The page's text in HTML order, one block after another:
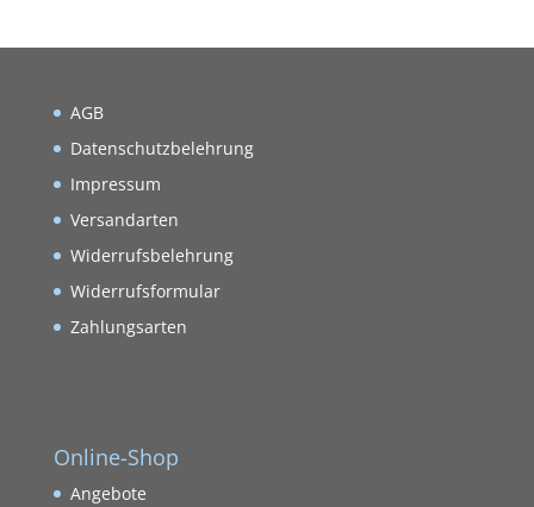
AGB
Datenschutzbelehrung
Impressum
Versandarten
Widerrufsbelehrung
Widerrufsformular
Zahlungsarten
Online-Shop
Angebote